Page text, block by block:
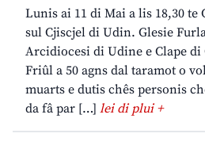
Lunis ai 11 di Mai a lis 18,30 te
sul Cjiscjel di Udin. Glesie
Arcidiocesi di Udine e Clape di
Friûl a 50 agns dal taramot o
muarts e dutis chês personis
da fâ par […] lei di plui +